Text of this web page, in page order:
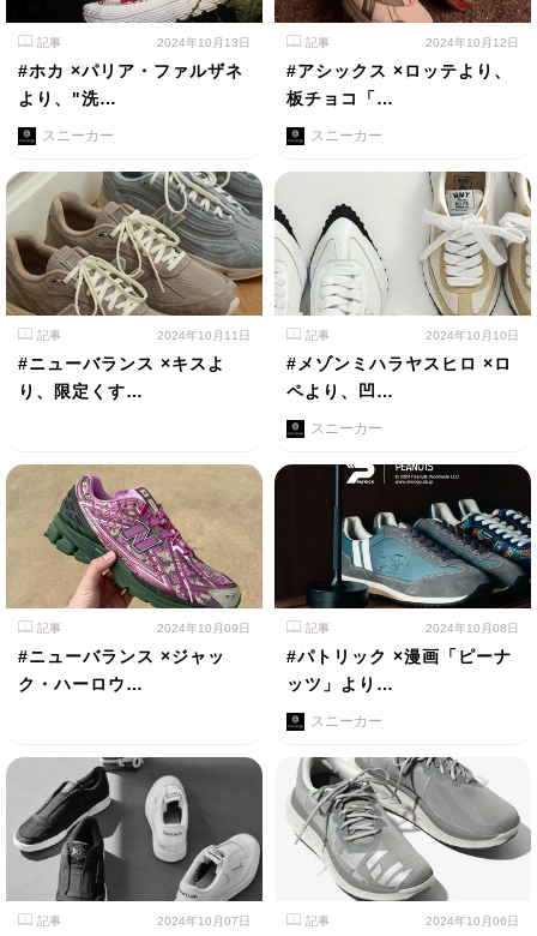
記事 2024年10月13日
#ホカ ×パリア・ファルザネ
より、"洗…
スニーカー
記事 2024年10月12日
#アシックス ×ロッテより、
板チョコ「…
スニーカー
記事 2024年10月11日
#ニューバランス ×キスよ
り、限定くす…
記事 2024年10月10日
#メゾンミハラヤスヒロ ×ロ
ペより、凹…
スニーカー
記事 2024年10月09日
#ニューバランス ×ジャッ
ク・ハーロウ…
記事 2024年10月08日
#パトリック ×漫画「ピーナ
ッツ」より…
スニーカー
記事 2024年10月07日 記事 2024年10月06日